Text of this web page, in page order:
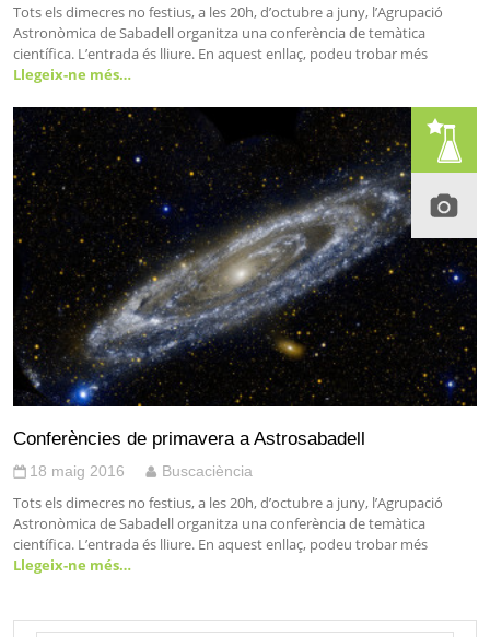
Tots els dimecres no festius, a les 20h, d’octubre a juny, l’Agrupació
Astronòmica de Sabadell organitza una conferència de temàtica
científica. L’entrada és lliure. En aquest enllaç, podeu trobar més
Llegeix-ne més…
Conferències de primavera a Astrosabadell
18 maig 2016 Buscaciència
Tots els dimecres no festius, a les 20h, d’octubre a juny, l’Agrupació
Astronòmica de Sabadell organitza una conferència de temàtica
científica. L’entrada és lliure. En aquest enllaç, podeu trobar més
Llegeix-ne més…